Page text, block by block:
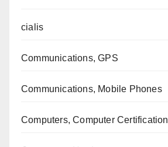
cialis
Communications, GPS
Communications, Mobile Phones
Computers, Computer Certification